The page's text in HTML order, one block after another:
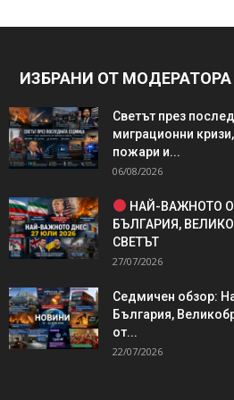
ИЗБРАНИ ОТ МОДЕРАТОРА
Светът през
миграционни
пожари и...
06/08/2026
НАЙ-ВАЖНОТО
БЪЛГАРИЯ,
СВЕТЪТ
27/07/2026
Седмичен обзор:
България,
от...
22/07/2026